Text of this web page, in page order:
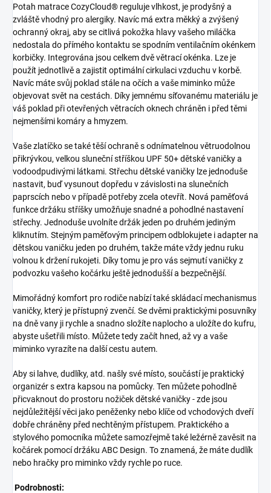
Potah matrace CozyCloud® reguluje vlhkost, je prodyšný a
zvláště vhodný pro alergiky. Navíc má extra měkký a zvýšený
ochranný okraj, aby se citlivá pokožka hlavy vašeho miláčka
nedostala do přímého kontaktu se spodním ventilačním okénkem
korbičky. Integrována jsou celkem dvě větrací okénka. Lze je
použít jednotlivě a zajistit optimální cirkulaci vzduchu v korbě.
Navíc máte svůj poklad stále na očích a vaše miminko může
objevovat svět na cestách. Díky jemnému síťovanému materiálu je
váš poklad při otevřených větracích oknech chráněn i před těmi
nejmenšími komáry a hmyzem.
Vaše zlatíčko se také těší ochraně s odnímatelnou větruodolnou
přikrývkou, velkou sluneční stříškou UPF 50+ dětské vaničky a
vodoodpudivými látkami. Střechu dětské vaničky lze jednoduše
nastavit, buď vysunout dopředu v závislosti na slunečních
paprscích nebo v případě potřeby zcela otevřít. Nová paměťová
funkce držáku stříšky umožňuje snadné a pohodlné nastavení
střechy. Jednoduše uvolníte držák jeden po druhém jediným
kliknutím. Stejným paměťovým principem odblokujete i adapter na
dětskou vaničku jeden po druhém, takže máte vždy jednu ruku
volnou k držení rukojeti. Díky tomu je pro vás sejmutí vaničky z
podvozku vašeho kočárku ještě jednodušší a bezpečnější.
Mimořádný komfort pro rodiče nabízí také skládací mechanismus
vaničky, který je přístupný zvenčí. Se dvěmi praktickými posuvníky
na dně vany ji rychle a snadno složíte naplocho a uložíte do kufru,
abyste ušetřili místo. Můžete tedy začít hned, až vy a vaše
miminko vyrazíte na další cestu autem.
Aby si lahve, dudlíky, atd. našly své místo, součástí je praktický
organizér s extra kapsou na pomůcky. Ten můžete pohodlně
přicvaknout do prostoru nožiček dětské vaničky - zde jsou
nejdůležitější věci jako peněženky nebo klíče od vchodových dveří
dobře chráněny před nechtěným přístupem. Praktického a
stylového pomocníka můžete samozřejmě také ležérně zavěsit na
kočárek pomocí držáku ABC Design. To znamená, že máte dudlík
nebo hračky pro miminko vždy rychle po ruce.
Podrobnosti: